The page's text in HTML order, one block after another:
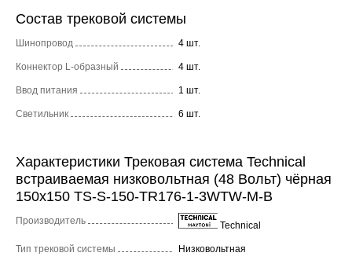
Состав трековой системы
Шинопровод 4 шт.
Коннектор L-образный 4 шт.
Ввод питания 1 шт.
Светильник 6 шт.
Характеристики Трековая система Technical
встраиваемая низковольтная (48 Вольт) чёрная
150x150 TS-S-150-TR176-1-3WTW-M-B
Производитель Technical
Тип трековой системы Низковольтная